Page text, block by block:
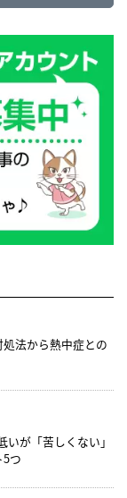
法から熱中症との
が「苦しくない」
つ